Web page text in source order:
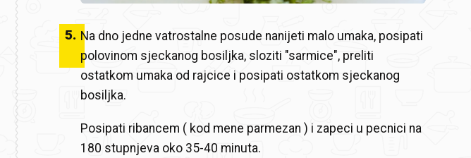
5. Na dno jedne vatrostalne posude nanijeti malo umaka, posipati
polovinom sjeckanog bosiljka, sloziti "sarmice", preliti
ostatkom umaka od rajcice i posipati ostatkom sjeckanog
bosiljka.
Posipati ribancem ( kod mene parmezan ) i zapeci u pecnici na
180 stupnjeva oko 35-40 minuta.